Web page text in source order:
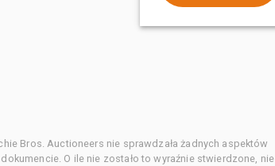
Bros. Auctioneers nie sprawdzała żadnych aspektów
O ile nie zostało to wyraźnie stwierdzone, nie